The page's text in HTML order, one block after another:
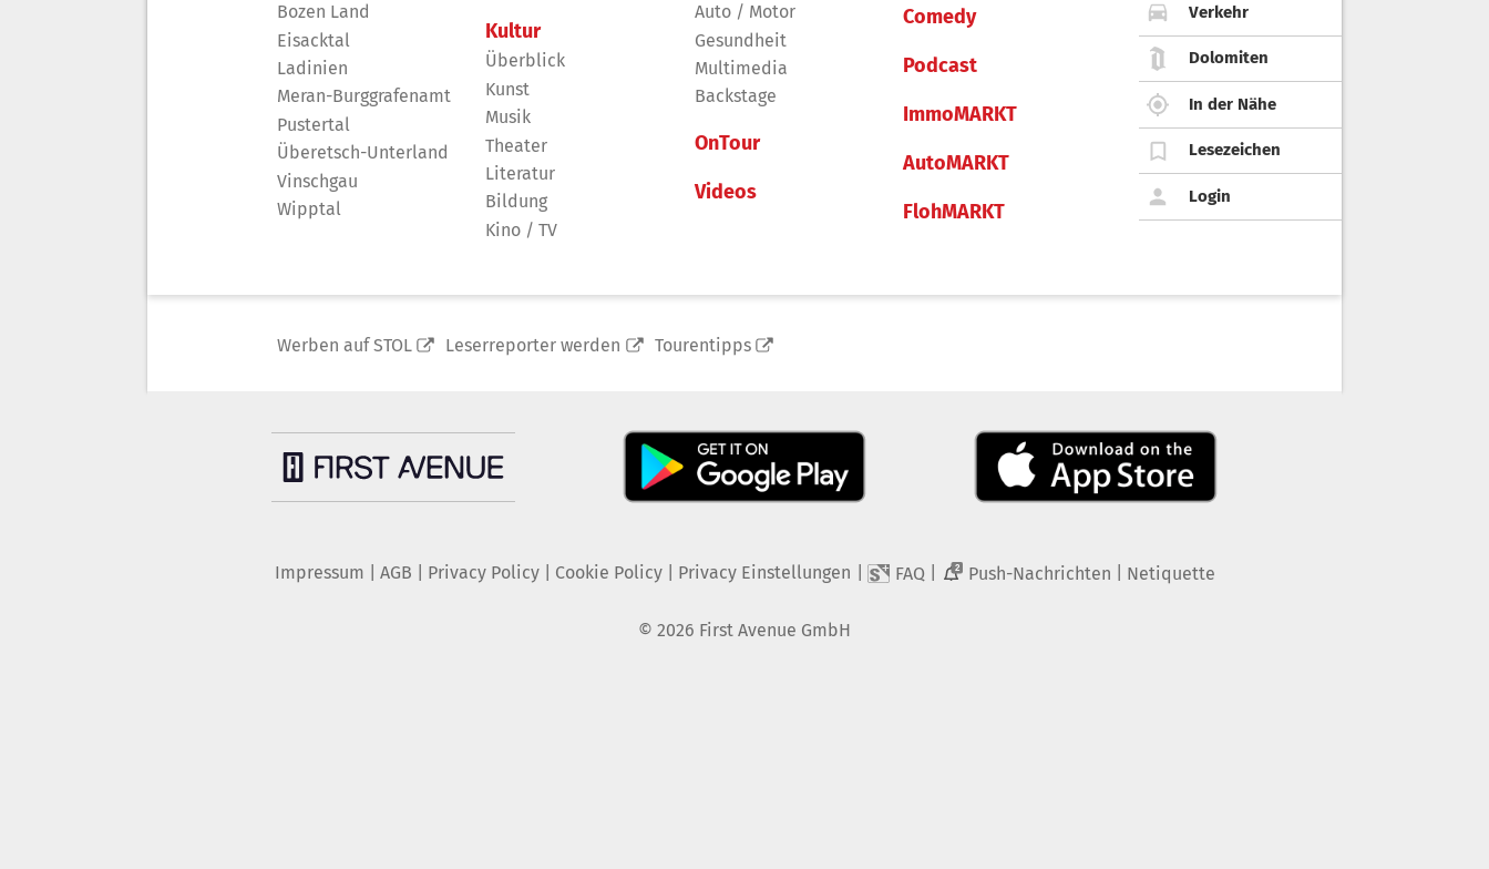
Bozen Land
Eisacktal
Ladinien
Meran-Burggrafenamt
Pustertal
Überetsch-Unterland
Vinschgau
Wipptal
Kultur
Überblick
Kunst
Musik
Theater
Literatur
Bildung
Kino / TV
Auto / Motor
Gesundheit
Multimedia
Backstage
OnTour
Videos
Comedy
Podcast
ImmoMARKT
AutoMARKT
FlohMARKT
Verkehr
Dolomiten
In der Nähe
Lesezeichen
Login
Werben auf STOL Leserreporter werden Tourentipps
Impressum AGB Privacy Policy| Cookie Policy| Privacy Einstellungen FAQ 2 Push-Nachrichten Netiquette
© 2026 First Avenue GmbH